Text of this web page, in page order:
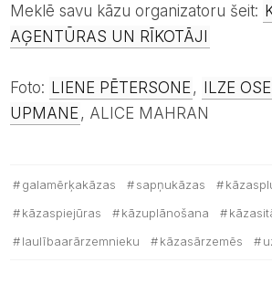
Meklē savu kāzu organizatoru šeit:
AĢENTŪRAS UN RĪKOTĀJI
Foto: LIENE PĒTERSONE , ILZE OSE
UPMANE , ALICE MAHRAN
galamērķakāzas sapņukāzas
kāzaspiejūras
kāzuplānošana
laulībaarārzemnieku
kāzasārzemēs